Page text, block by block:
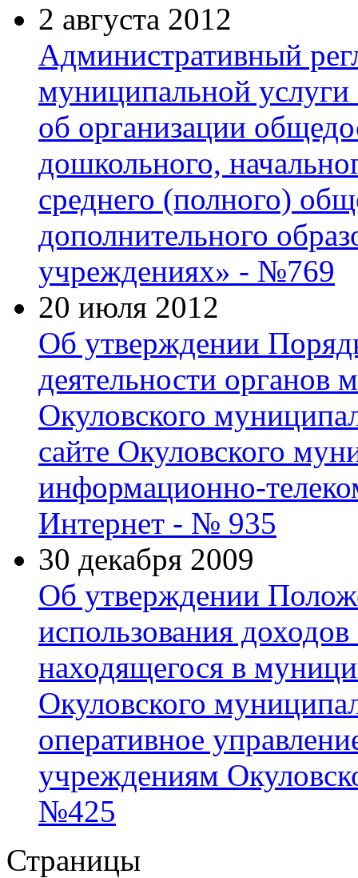
2 августа 2012
Административный
муниципальной
об организации
дошкольного,
среднего (полного)
дополнительного
учреждениях» - №769
20 июля 2012
Об утверждении
деятельности органов
Окуловского
сайте Окуловского
информационно-
Интернет - № 935
30 декабря 2009
Об утверждении
использования
находящегося в
Окуловского
оперативное
учреждениям
№425
Страницы